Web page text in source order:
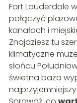
Fort Lauderdale
połączyć
kanałach i
Znajdziesz tu
klimatyczne
słońcu
świetna baza